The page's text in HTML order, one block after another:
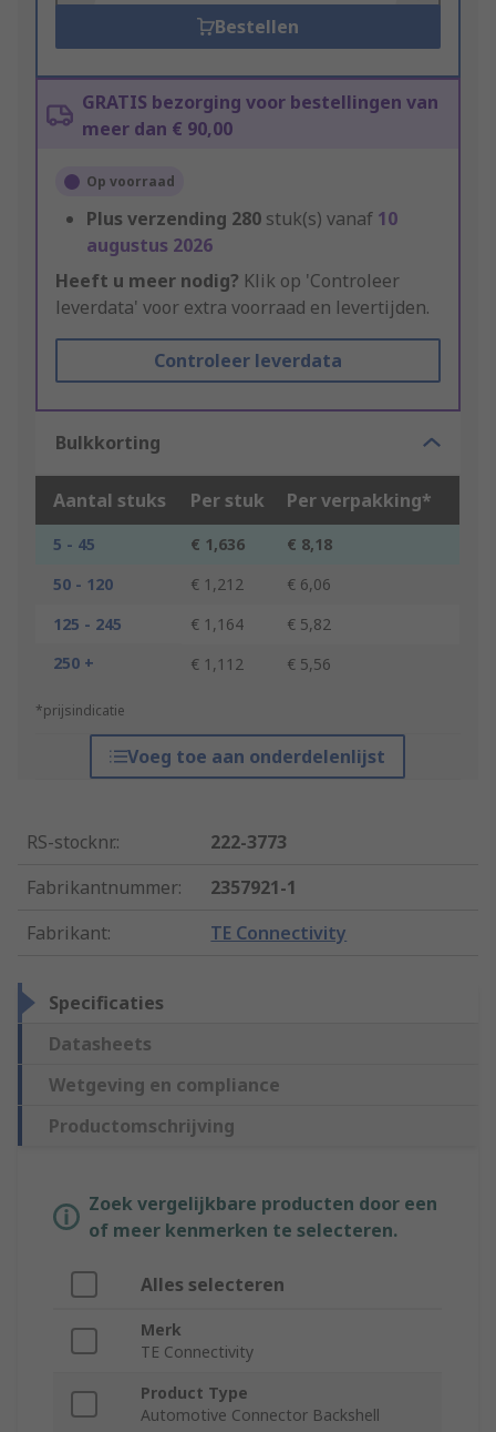
Bestellen
GRATIS bezorging voor bestellingen van
meer dan € 90,00
Op voorraad
Plus verzending 280 stuk(s) vanaf 10
augustus 2026
Heeft u meer nodig? Klik op 'Controleer
leverdata' voor extra voorraad en levertijden.
Controleer leverdata
Bulkkorting
Aantal stuks Per stuk Per verpakking*
5 - 45 € 1,636
€ 8,18
50 - 120
€ 1,212
€ 6,06
125 - 245
€ 1,164
€ 5,82
250 +
€ 1,112 € 5,56
*prijsindicatie
Voeg toe aan onderdelenlijst
RS-stocknr.:
222-3773
Fabrikantnummer:
2357921-1
Fabrikant: TE Connectivity
Specificaties
Datasheets
Wetgeving en compliance
Productomschrijving
Zoek vergelijkbare producten door een
of meer kenmerken te selecteren.
Alles selecteren
Merk
TE Connectivity
Product Type
Automotive Connector Backshell